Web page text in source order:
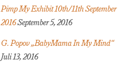
Pimp My Exhibit 10th/11th September
2016 September 5, 2016
G. Popov „BabyMama In My Mind“
Juli 13, 2016